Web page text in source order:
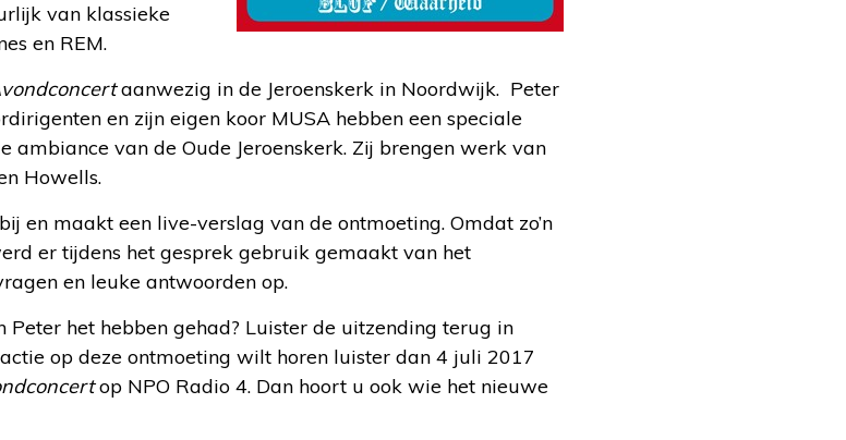
van klassieke
en REM.
aanwezig in de Jeroenskerk in Noordwijk. Peter
en zijn eigen koor MUSA hebben een speciale
van de Oude Jeroenskerk. Zij brengen werk van
Howells.
en maakt een live-verslag van de ontmoeting. Omdat zo’n
er tijdens het gesprek gebruik gemaakt van het
en leuke antwoorden op.
Peter het hebben gehad? Luister de uitzending terug in
op deze ontmoeting wilt horen luister dan 4 juli 2017
op NPO Radio 4. Dan hoort u ook wie het nieuwe